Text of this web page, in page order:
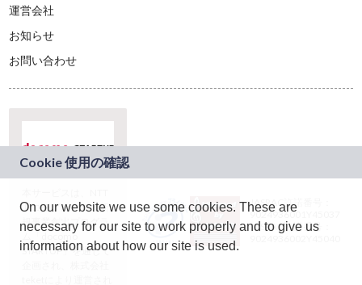
運営会社
お知らせ
お問い合わせ
ドコモグループの新
規事業創出プログラ
ム「docomo
STARTUP」を通じて
JASRAC許諾番号：
9024936001Y45037
JASRAC許諾番号：
On our website we use some cookies. These are
necessary for our site to work properly and to give us
information about how our site is used.